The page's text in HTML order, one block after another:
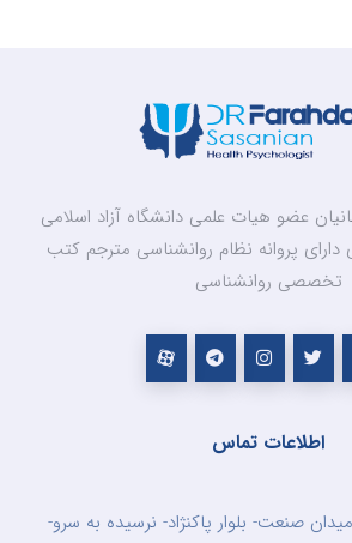
عضو هیات علمی دانشگاه آزاد اسلامی
پروانه نظام روانشناسی مترجم کتب
تخصصی روانشناسی
اطلاعات تماس
صنعت- بلوار پاکنژاد- نرسیده به سرو-